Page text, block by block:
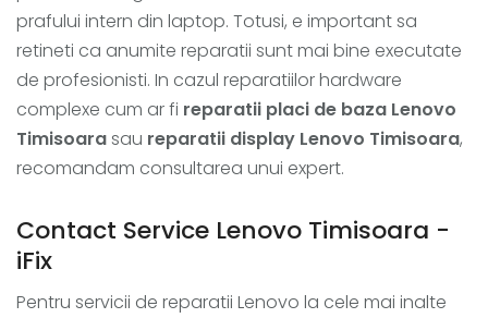
prafului intern din laptop. Totusi, e important sa
retineti ca anumite reparatii sunt mai bine executate
de profesionisti. In cazul reparatiilor hardware
complexe cum ar fi reparatii placi de baza Lenovo
Timisoarasau reparatii display Lenovo Timisoara,
recomandam consultarea unui expert.
Contact Service Lenovo Timisoara -
iFix
Pentru servicii de reparatii Lenovo la cele mai inalte